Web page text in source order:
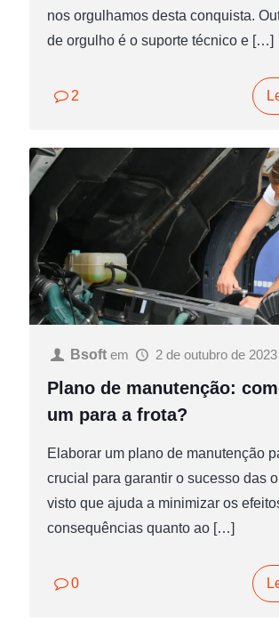
nos orgulhamos desta conquista.
de orgulho é o suporte técnico e […]
2
Bsoft em 2 de outubro de 2023
Plano de manutenção:
um para a frota?
Elaborar um plano de manutenção
crucial para garantir o sucesso das
visto que ajuda a minimizar os
consequências quanto ao […]
0